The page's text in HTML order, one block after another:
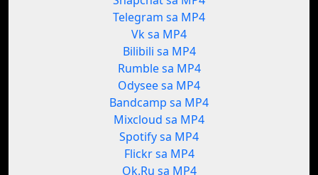
Telegram sa MP4
Vk sa MP4
Bilibili sa MP4
Rumble sa MP4
Odysee sa MP4
Bandcamp sa MP4
Mixcloud sa MP4
Spotify sa MP4
Flickr sa MP4
Ok.Ru sa MP4